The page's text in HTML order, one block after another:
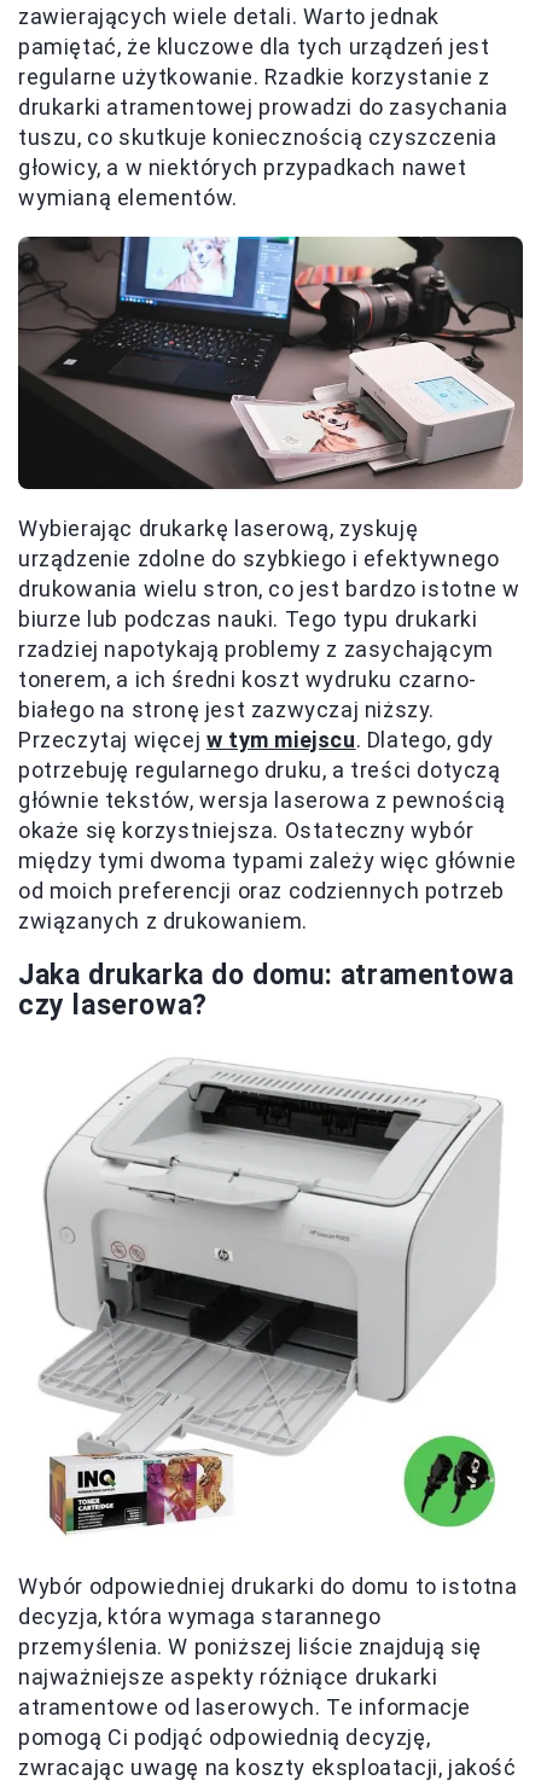
zawierających wiele detali. Warto jednak
pamiętać, że kluczowe dla tych urządzeń jest
regularne użytkowanie. Rzadkie korzystanie z
drukarki atramentowej prowadzi do zasychania
tuszu, co skutkuje koniecznością czyszczenia
głowicy, a w niektórych przypadkach nawet
wymianą elementów.
Wybierając drukarkę laserową, zyskuję
urządzenie zdolne do szybkiego i efektywnego
drukowania wielu stron, co jest bardzo istotne w
biurze lub podczas nauki. Tego typu drukarki
rzadziej napotykają problemy z zasychającym
tonerem, a ich średni koszt wydruku czarno-
białego na stronę jest zazwyczaj niższy.
Przeczytaj więcej w tym miejscu. Dlatego, gdy
potrzebuję regularnego druku, a treści dotyczą
głównie tekstów, wersja laserowa z pewnością
okaże się korzystniejsza. Ostateczny wybór
między tymi dwoma typami zależy więc głównie
od moich preferencji oraz codziennych potrzeb
związanych z drukowaniem.
Jaka drukarka do domu: atramentowa
czy laserowa?
Wybór odpowiedniej drukarki do domu to istotna
decyzja, która wymaga starannego
przemyślenia. W poniższej liście znajdują się
najważniejsze aspekty różniące drukarki
atramentowe od laserowych. Te informacje
pomogą Ci podjąć odpowiednią decyzję,
zwracając uwagę na koszty eksploatacji, jakość